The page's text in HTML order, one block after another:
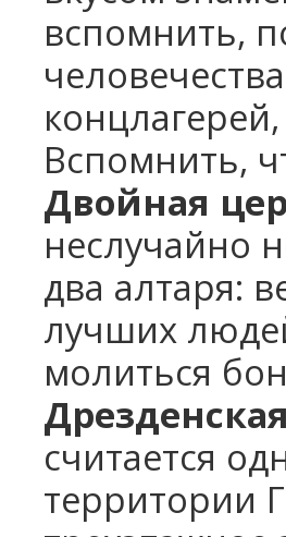
вспомнить,
Вспомнить,
Двойная
неслучайно
два алтаря:
лучших
молиться
считается
территории